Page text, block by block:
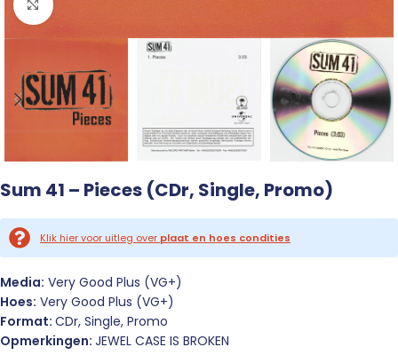
Click to enlarge
Sum 41 – Pieces (CDr, Single, Promo)
Klik hier voor uitleg over plaat en hoes condities
Media: Very Good Plus (VG+)
Hoes: Very Good Plus (VG+)
Format: CDr, Single, Promo
Opmerkingen: JEWEL CASE IS BROKEN